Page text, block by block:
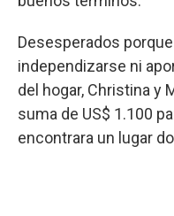
Desesperados
independizarse ni
del hogar, Christina y
suma de US$ 1.100
encontrara un lugar